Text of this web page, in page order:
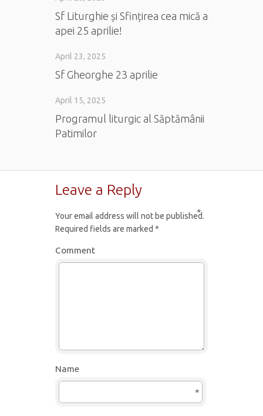
Sf Liturghie și Sfințirea cea mică a
apei 25 aprilie!
April 23, 2025
Sf Gheorghe 23 aprilie
April 15, 2025
Programul liturgic al Săptămânii
Patimilor
Leave a Reply
Your email address will not be published.
Required fields are marked *
Comment
*
Name
*